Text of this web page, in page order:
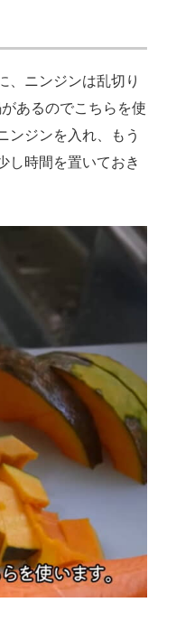
、ニンジンは乱切り
あるのでこちらを使
ンジンを入れ、もう
し時間を置いておき